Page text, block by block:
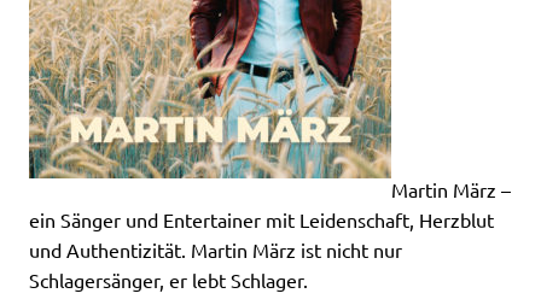
Martin März –
ein Sänger und Entertainer mit Leidenschaft, Herzblut
und Authentizität. Martin März ist nicht nur
Schlagersänger, er lebt Schlager.